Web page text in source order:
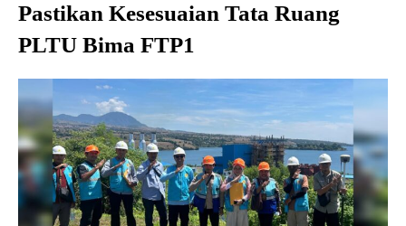
Pastikan Kesesuaian Tata Ruang
PLTU Bima FTP1